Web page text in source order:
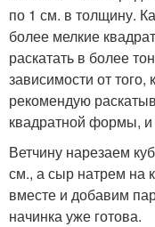
по 1 см. в толщину.
более мелкие
раскатать в более
зависимости от того,
рекомендую
квадратной формы, и
Ветчину нарезаем
см., а сыр натрем на
вместе и добавим
начинка уже готова.